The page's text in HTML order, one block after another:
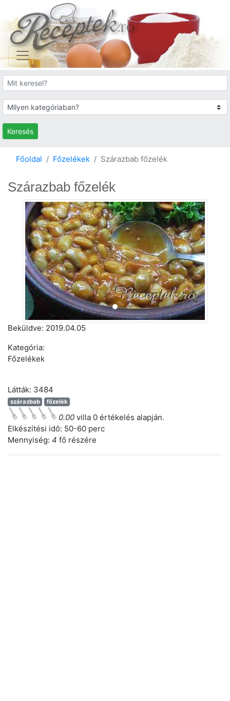
Keresés
Főoldal Főzelékek Szárazbab főzelék
Szárazbab főzelék
Előző
Beküldve: 2019.04.05
Kategória:
Főzelékek
Látták: 3484
szárazbab főzelék
0.00 villa 0 értékelés alapján.
Elkészítési idő: 50-60 perc
Mennyiség: 4 fő részére